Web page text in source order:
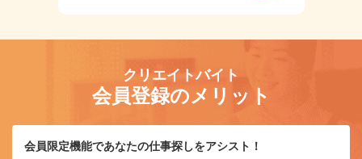
クリエイトバイト
会員登録のメリット
会員限定機能であなたの仕事探しをアシスト！